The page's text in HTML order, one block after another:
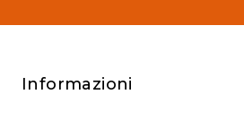
Informazioni